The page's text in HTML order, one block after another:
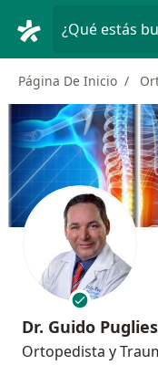
¿Qué estás
Página De Inicio
Dr. Guido
Ortopedista y